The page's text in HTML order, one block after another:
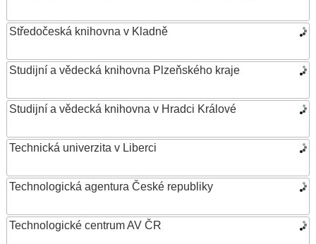
Středočeská knihovna v Kladně
Studijní a vědecká knihovna Plzeňského kraje
Studijní a vědecká knihovna v Hradci Králové
Technická univerzita v Liberci
Technologická agentura České republiky
Technologické centrum AV ČR